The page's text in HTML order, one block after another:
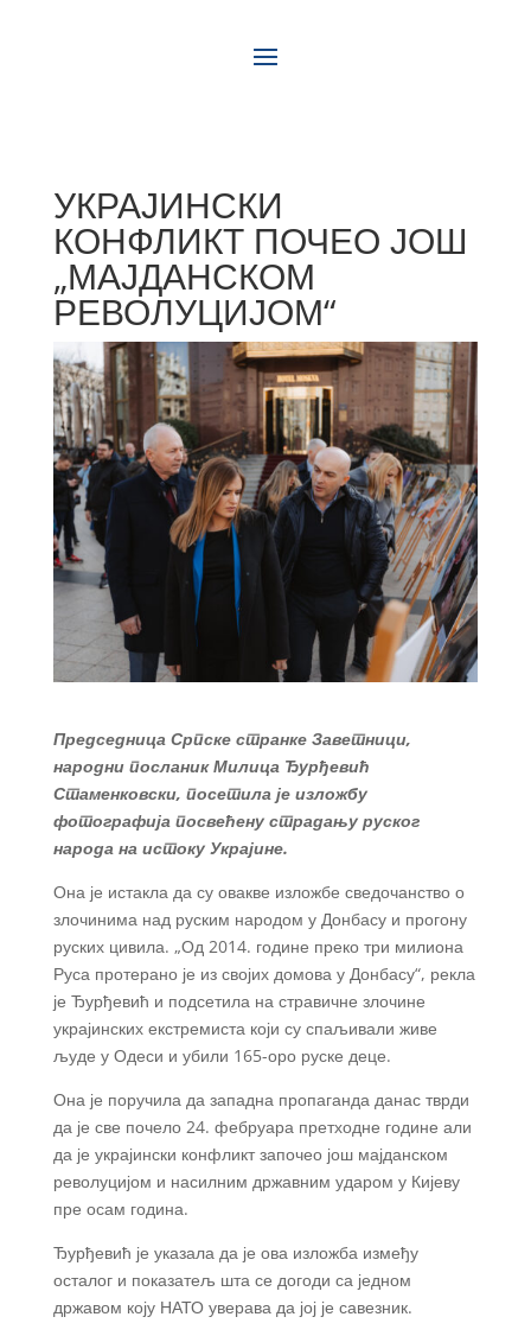
УКРАЈИНСКИ
КОНФЛИКТ ПОЧЕО ЈОШ
„МАЈДАНСКОМ
РЕВОЛУЦИЈОМ“
Председница Српске странке Заветници,
народни посланик Милица Ђурђевић
Стаменковски, посетила је изложбу
фотографија посвећену страдању руског
народа на истоку Украјине.
Она је истакла да су овакве изложбе сведочанство о
злочинима над руским народом у Донбасу и прогону
руских цивила. „Од 2014. године преко три милиона
Руса протерано је из својих домова у Донбасу“, рекла
је Ђурђевић и подсетила на стравичне злочине
украјинских екстремиста који су спаљивали живе
људе у Одеси и убили 165-оро руске деце.
Она је поручила да западна пропаганда данас тврди
да је све почело 24. фебруара претходне године али
да је украјински конфликт започео још мајданском
револуцијом и насилним државним ударом у Кијеву
пре осам година.
Ђурђевић је указала да је ова изложба између
осталог и показатељ шта се догоди са једном
државом коју НАТО уверава да јој је савезник.